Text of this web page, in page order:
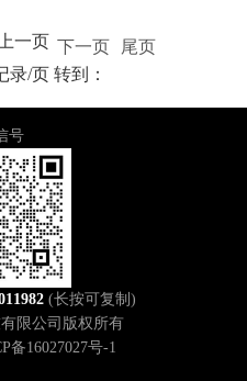
一页 下一页
尾页
录/页 转到：
号
(长按可复制)
限公司版权所有
备16027027号-1